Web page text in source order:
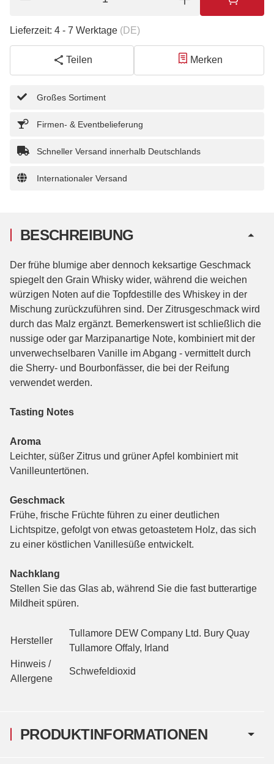
Lieferzeit: 4 - 7 Werktage (DE)
Teilen Merken
Großes Sortiment
Firmen- & Eventbelieferung
Schneller Versand innerhalb Deutschlands
Internationaler Versand
PRODUKTINFORMATIONEN
BESCHREIBUNG
Der frühe blumige aber dennoch keksartige Geschmack
spiegelt den Grain Whisky wider, während die weichen
würzigen Noten auf die Topfdestille des Whiskey in der
Mischung zurückzuführen sind. Der Zitrusgeschmack wird
durch das Malz ergänzt. Bemerkenswert ist schließlich die
nussige oder gar Marzipanartige Note, kombiniert mit der
unverwechselbaren Vanille im Abgang - vermittelt durch
die Sherry- und Bourbonfässer, die bei der Reifung
verwendet werden.
Tasting Notes
Aroma
Leichter, süßer Zitrus und grüner Apfel kombiniert mit
Vanilleuntertönen.
Geschmack
Frühe, frische Früchte führen zu einer deutlichen
Lichtspitze, gefolgt von etwas getoastetem Holz, das sich
zu einer köstlichen Vanillesüße entwickelt.
Nachklang
Stellen Sie das Glas ab, während Sie die fast butterartige
Mildheit spüren.
Hersteller
Tullamore DEW Company Ltd. Bury Quay
Tullamore Offaly, Irland
Hinweis /
Allergene
Schwefeldioxid